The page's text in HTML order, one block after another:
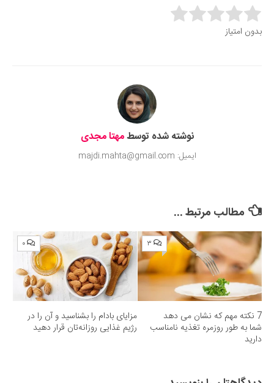
Rate this item:
بدون امتیاز
نوشته شده توسطمهتا مجدی
ایمیل: majdi.mahta@gmail.com
مطالب مرتبط ...
۳
7 نکته مهم که نشان می دهد
شما به طور روزمره تغذیه نامناسب
دارید
۰
مزایای بادام را بشناسید و آن را در
رژیم غذایی روزانه‌تان قرار دهید